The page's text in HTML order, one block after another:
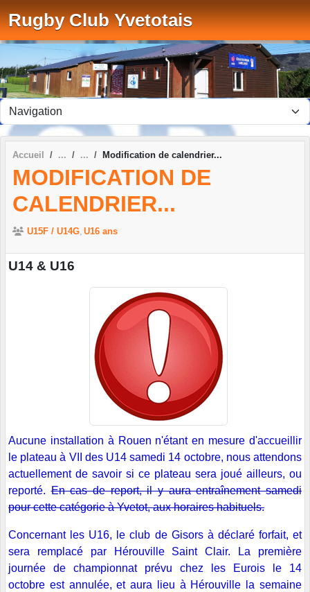
Rugby Club Yvetotais
Accueil Modification de calendrier...
MODIFICATION DE
CALENDRIER...
U15F / U14G U16 ans
U14 & U16
Aucune installation à Rouen n'étant en mesure d'accueillir
le plateau à VII des U14 samedi 14 octobre, nous attendons
actuellement de savoir si ce plateau sera joué ailleurs, ou
reporté.En cas de report, il y aura entraînement samedi
pour cette catégorie à Yvetot, aux horaires habituels.
Concernant les U16, le club de Gisors à déclaré forfait, et
sera remplacé par Hérouville Saint Clair. La première
journée de championnat prévu chez les Eurois le 14
octobre est annulée, et aura lieu à Hérouville la semaine